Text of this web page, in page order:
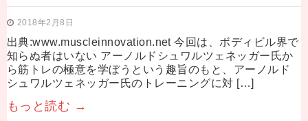
2018年2月8日
出典:www.muscleinnovation.net 今回は、ボディビル界で
知らぬ者はいない アーノルドシュワルツェネッガー氏か
ら筋トレの極意を学ぼうという趣旨のもと、アーノルド
シュワルツェネッガー氏のトレーニングに対 […]
もっと読む →